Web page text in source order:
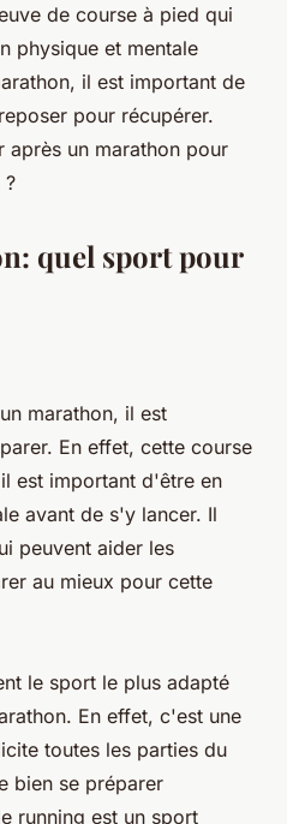
de course à pied qui
physique et mentale
il est important de
pour récupérer.
après un marathon pour
?
quel sport pour
marathon, il est
En effet, cette course
est important d'être en
avant de s'y lancer. Il
peuvent aider les
au mieux pour cette
le sport le plus adapté
En effet, c'est une
toutes les parties du
bien se préparer
running est un sport